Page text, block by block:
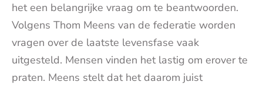
het een belangrijke vraag om te beantwoorden.
Volgens Thom Meens van de federatie worden
vragen over de laatste levensfase vaak
uitgesteld. Mensen vinden het lastig om erover te
praten. Meens stelt dat het daarom juist